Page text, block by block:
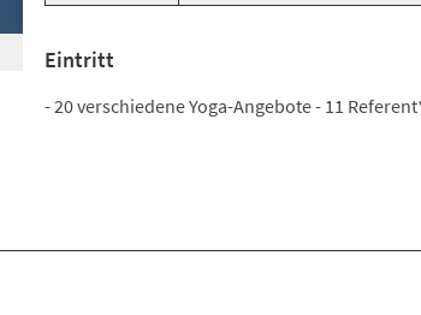
Eintritt
- 20 verschiedene Yoga-Angebote - 11